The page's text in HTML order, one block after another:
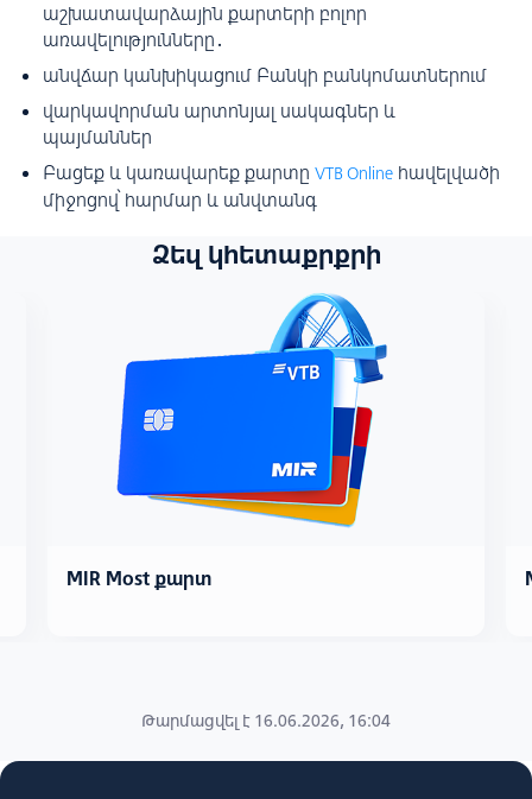
աշխատավարձային քարտերի բոլոր
առավելությունները․
անվճար կանխիկացում Բանկի բանկոմատներում
վարկավորման արտոնյալ սակագներ և
պայմաններ
Բացեք և կառավարեք քարտը VTB Online հավելվածի
միջոցով՝ հարմար և անվտանգ
Ձեզ կհետաքրքրի
MIR Most քարտ
Թարմացվել է 16.06.2026, 16:04